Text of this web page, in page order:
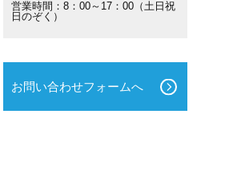
営業時間：8：00～17：00（土日祝
日のぞく）
お問い合わせフォームへ